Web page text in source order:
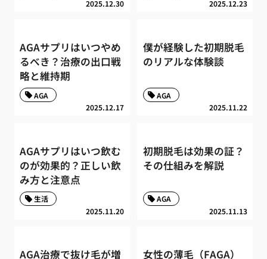
2025.12.30 2025.12.23
AGAサプリはいつやめ
るべき？治療の出口戦
略と維持期
2025.12.17
AGA
僕が経験した初期脱毛
のリアルな体験談
2025.11.22
AGA
AGAサプリはいつ飲む
のが効果的？正しい飲
み方と注意点
2025.11.20
生活
初期脱毛は効果の証？
その仕組みを解説
2025.11.13
AGA
AGA治療で抜け毛が増
女性の薄毛（FAGA）